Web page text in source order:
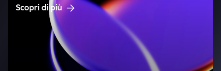
Scopri di più